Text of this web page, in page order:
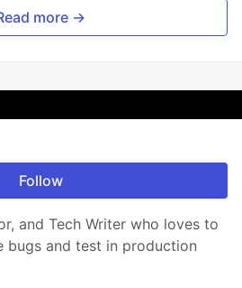
more →
Follow
and Tech Writer who loves to
bugs and test in production